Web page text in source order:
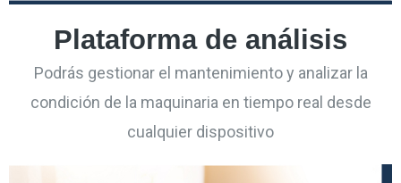
Plataforma de análisis
Podrás gestionar el mantenimiento y analizar la
condición de la maquinaria en tiempo real desde
cualquier dispositivo